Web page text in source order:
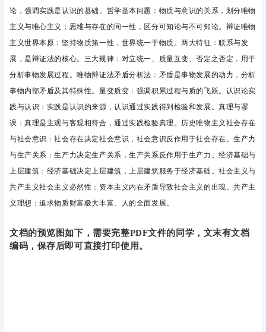
论，强调实践是认识的基础。哲学基本问题 ：物质与意识的关系，划分唯物
主义与唯心主义；思维与存在的同一性，区分可知论与不可知论。辩证唯物
主义世界本原 ：坚持物质第一性，世界统一于物质。两大特征 ：联系与发
展，是辩证法的核心。三大规律 ：对立统一、质量互变、否定之否定，用于
分析事物发展过程。唯物辩证法矛盾分析法 ：矛盾是事物发展的动力，分析
事物内部矛盾及其特殊性。量变质变 ：强调积累过程与质的飞跃。认识论实
践与认识 ：实践是认识的来源，认识通过实践得到检验和发展。真理与谬
误 ：真理是主观与客观相符合，通过实践检验真理。历史唯物主义社会存在
与社会意识 ：社会存在决定社会意识，社会意识反作用于社会存在。生产力
与生产关系 ：生产力决定生产关系，生产关系反作用于生产力。经济基础与
上层建筑 ：经济基础决定上层建筑，上层建筑服务于经济基础。社会主义与
共产主义社会主义必然性 ：资本主义内在矛盾导致社会主义的出现。共产主
义理想 ：追求物质财富极大丰富、人的全面发展。
文档的预览图如下，需要完整PDF文件的同学，文末有文档
编码，保存后即可直接打印使用。